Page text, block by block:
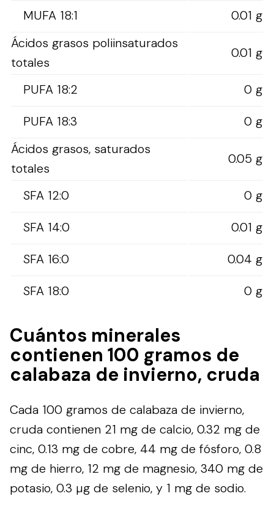
MUFA 18:1
0.01 g
Ácidos grasos poliinsaturados
totales
0.01 g
PUFA 18:2
0 g
PUFA 18:3
0 g
Ácidos grasos, saturados
totales
0.05 g
SFA 12:0
0 g
SFA 14:0
0.01 g
SFA 16:0
0.04 g
SFA 18:0
0 g
Cuántos minerales
contienen 100 gramos de
calabaza de invierno, cruda
Cada 100 gramos de calabaza de invierno,
cruda contienen 21 mg de calcio, 0.32 mg de
cinc, 0.13 mg de cobre, 44 mg de fósforo, 0.8
mg de hierro, 12 mg de magnesio, 340 mg de
potasio, 0.3 µg de selenio, y 1 mg de sodio.